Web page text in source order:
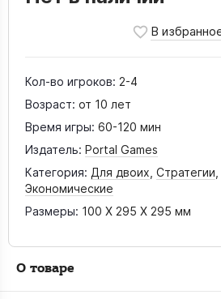
Кол-во игроков: 2-4
Возраст: от 10 лет
Время игры: 60-120 мин
Издатель: Portal Games
Категория: Для двоих Стратегии
Экономические
Размеры: 100 X 295 X 295 мм
О товаре